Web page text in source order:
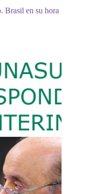
Brasil en su hora